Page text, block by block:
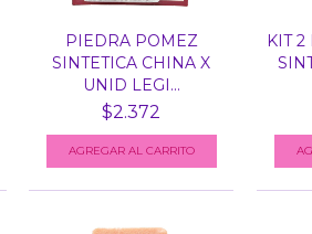
PIEDRA POMEZ
SINTETICA CHINA X
UNID LEGI...
$2.372
KIT